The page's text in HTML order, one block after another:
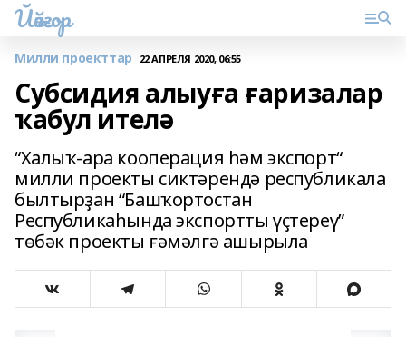
Йәйғор
Милли проекттар 22 АПРЕЛЯ 2020, 06:55
Субсидия алыуға ғаризалар
ҡабул ителә
“Халыҡ-ара кооперация һәм экспорт“
милли проекты сиктәрендә республикала
былтырҙан “Башҡортостан
Республикаһында экспортты үҫтереү”
тѳбәк проекты ғәмәлгә ашырыла